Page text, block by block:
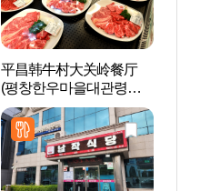
平昌韩牛村大关岭餐厅
(평창한우마을대관령식
당)